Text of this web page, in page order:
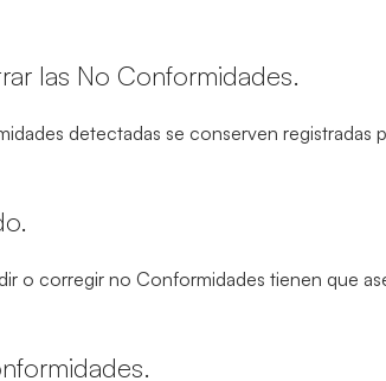
las No Conformidades.
detectadas se conserven registradas
o corregir no Conformidades tienen que